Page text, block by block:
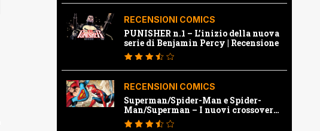
RECENSIONI COMICS
PUNISHER n.1 – L’inizio della nuova
serie di Benjamin Percy | Recensione
RECENSIONI COMICS
Superman/Spider-Man e Spider-
Man/Superman – I nuovi crossover
Marvel e Dc | Recensione